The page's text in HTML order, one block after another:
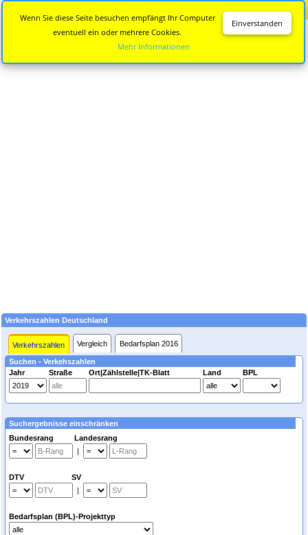
Verkehrszahlen Deutschland
Verkehrszahlen Vergleich Bedarfsplan 2016
Suchen - Verkehszahlen
Jahr
Straße Ort|Zählstelle|TK-Blatt Land BPL
Suchergebnisse einschränken
Bundesrang Landesrang
|
DTV SV
|
Bedarfsplan (BPL)-Projekttyp
Einverstanden
Wenn Sie diese Seite besuchen empfängt Ihr Computer
eventuell ein oder mehrere Cookies.
Mehr Informationen